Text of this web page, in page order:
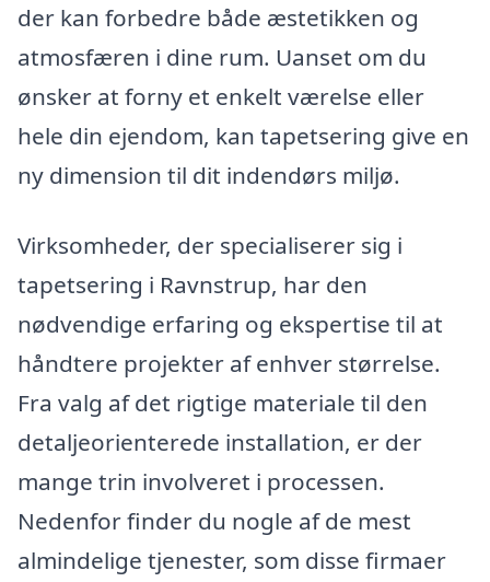
der kan forbedre både æstetikken og
atmosfæren i dine rum. Uanset om du
ønsker at forny et enkelt værelse eller
hele din ejendom, kan tapetsering give en
ny dimension til dit indendørs miljø.
Virksomheder, der specialiserer sig i
tapetsering i Ravnstrup, har den
nødvendige erfaring og ekspertise til at
håndtere projekter af enhver størrelse.
Fra valg af det rigtige materiale til den
detaljeorienterede installation, er der
mange trin involveret i processen.
Nedenfor finder du nogle af de mest
almindelige tjenester, som disse firmaer